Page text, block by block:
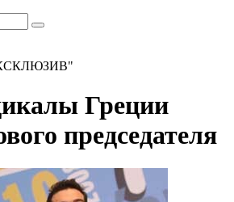
Греции
председателя